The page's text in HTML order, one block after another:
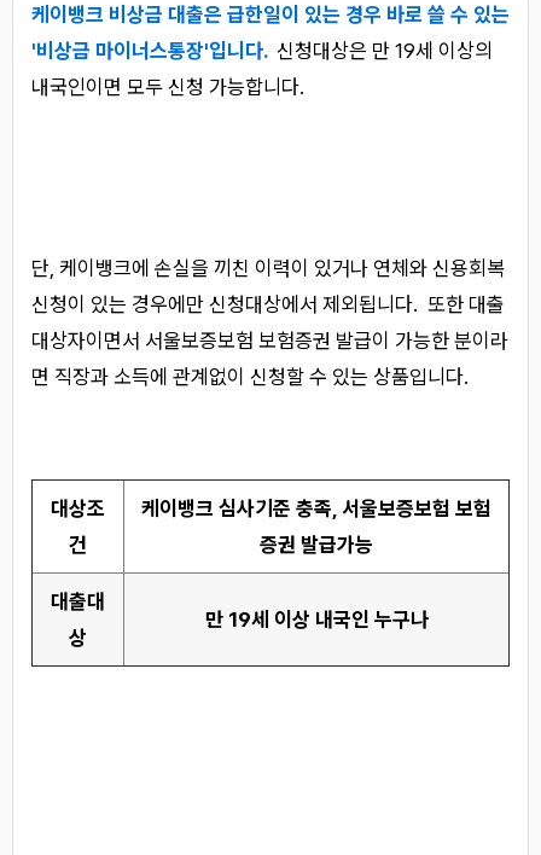
케이뱅크 비상금 대출은 급한일이 있는 경우 바로 쓸 수 있는
'비상금 마이너스통장'입니다. 신청대상은 만 19세 이상의
내국인이면 모두 신청 가능합니다.
단, 케이뱅크에 손실을 끼친 이력이 있거나 연체와 신용회복
신청이 있는 경우에만 신청대상에서 제외됩니다. 또한 대출
대상자이면서 서울보증보험 보험증권 발급이 가능한 분이라
면 직장과 소득에 관계없이 신청할 수 있는 상품입니다.
대상조
건
케이뱅크 심사기준 충족, 서울보증보험 보험
증권 발급가능
대출대
상
만 19세 이상 내국인 누구나